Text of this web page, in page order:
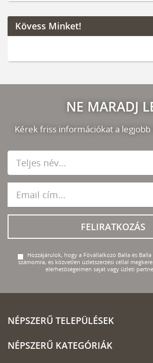
Kövess Minket!
NE MARADJ
Kérek friss információkat a
FELIRATKOZÁS
Hozzájárulok, hogy a Fővállalkozó Balla és
számomra, és közvetlen üzletszerzési céllal
elérhetőségeimen saját vagy üzleti
NÉPSZERŰ TELEPÜLÉSEK
NÉPSZERŰ KATEGÓRIÁK